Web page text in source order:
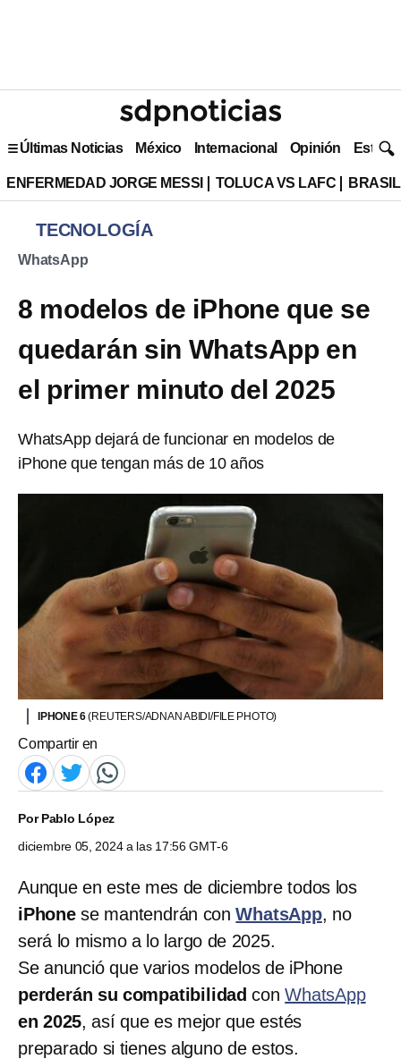
Últimas Noticias México Internacional Opinión Estilo
ENFERMEDAD JORGE MESSI TOLUCA VS LAFC
TECNOLOGÍA
WhatsApp
8 modelos de iPhone que se
quedarán sin WhatsApp en
el primer minuto del 2025
WhatsApp dejará de funcionar en modelos de
iPhone que tengan más de 10 años
IPHONE 6(REUTERS/ADNAN ABIDI/FILE PHOTO)
Compartir en
PorPablo López
diciembre 05, 2024 a las 17:56 GMT-6
Aunque en este mes de diciembre todos los
iPhonese mantendrán conWhatsApp, no
será lo mismo a lo largo de 2025.
Se anunció que varios modelos de iPhone
perderán su compatibilidad conWhatsApp
en 2025, así que es mejor que estés
preparado si tienes alguno de estos.